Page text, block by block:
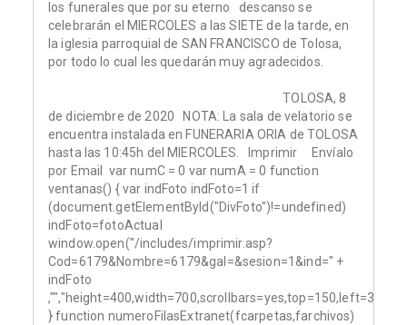
los funerales que por su eterno descanso se
celebrarán el MIERCOLES a las SIETE de la tarde, en
la iglesia parroquial de SAN FRANCISCO de Tolosa,
por todo lo cual les quedarán muy agradecidos.
TOLOSA, 8
de diciembre de 2020 NOTA: La sala de velatorio se
encuentra instalada en FUNERARIA ORIA de TOLOSA
hasta las 10:45h del MIERCOLES. Imprimir Envíalo
por Email var numC = 0 var numA = 0 function
ventanas() { var indFoto indFoto=1 if
(document.getElementById("DivFoto")!=undefined)
indFoto=fotoActual
window.open("/includes/imprimir.asp?
Cod=6179&Nombre=6179&gal=&sesion=1&ind=" +
indFoto
,"","height=400,width=700,scrollbars=yes,top=150,left=300");
} function numeroFilasExtranet(fcarpetas,farchivos)